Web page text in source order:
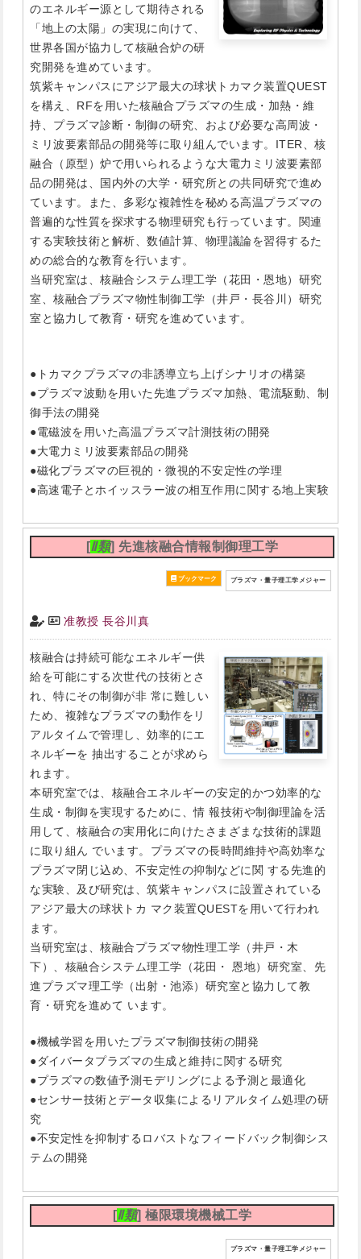
のエネルギー源として期待される
「地上の太陽」の実現に向けて、
世界各国が協力して核融合炉の研
究開発を進めています。
筑紫キャンパスにアジア最大の球状トカマク装置QUEST
を構え、RFを用いた核融合プラズマの生成・加熱・維
持、プラズマ診断・制御の研究、および必要な高周波・
ミリ波要素部品の開発等に取り組んでいます。ITER、核
融合（原型）炉で用いられるような大電力ミリ波要素部
品の開発は、国内外の大学・研究所との共同研究で進め
ています。また、多彩な複雑性を秘める高温プラズマの
普遍的な性質を探求する物理研究も行っています。関連
する実験技術と解析、数値計算、物理議論を習得するた
めの総合的な教育を行います。
当研究室は、核融合システム理工学（花田・恩地）研究
室、核融合プラズマ物性制御工学（井戸・長谷川）研究
室と協力して教育・研究を進めています。
●トカマクプラズマの非誘導立ち上げシナリオの構築
●プラズマ波動を用いた先進プラズマ加熱、電流駆動、制
御手法の開発
●電磁波を用いた高温プラズマ計測技術の開発
●大電力ミリ波要素部品の開発
●磁化プラズマの巨視的・微視的不安定性の学理
●高速電子とホイッスラー波の相互作用に関する地上実験
[Ⅱ類] 先進核融合情報制御理工学
プラズマ・量子理工学メジャー
准教授 長谷川真
核融合は持続可能なエネルギー供
給を可能にする次世代の技術とさ
れ、特にその制御が非 常に難しい
ため、複雑なプラズマの動作をリ
アルタイムで管理し、効率的にエ
ネルギーを 抽出することが求めら
れます。
本研究室では、核融合エネルギーの安定的かつ効率的な
生成・制御を実現するために、情 報技術や制御理論を活
用して、核融合の実用化に向けたさまざまな技術的課題
に取り組ん でいます。プラズマの長時間維持や高効率な
プラズマ閉じ込め、不安定性の抑制などに関 する先進的
な実験、及び研究は、筑紫キャンパスに設置されている
アジア最大の球状トカ マク装置QUESTを用いて行われ
ます。
当研究室は、核融合プラズマ物性理工学（井戸・木
下）、核融合システム理工学（花田・ 恩地）研究室、先
進プラズマ理工学（出射・池添）研究室と協力して教
育・研究を進めて います。
●機械学習を用いたプラズマ制御技術の開発
●ダイバータプラズマの生成と維持に関する研究
●プラズマの数値予測モデリングによる予測と最適化
●センサー技術とデータ収集によるリアルタイム処理の研
究
●不安定性を抑制するロバストなフィードバック制御シス
テムの開発
[Ⅱ類] 極限環境機械工学
プラズマ・量子理工学メジャー